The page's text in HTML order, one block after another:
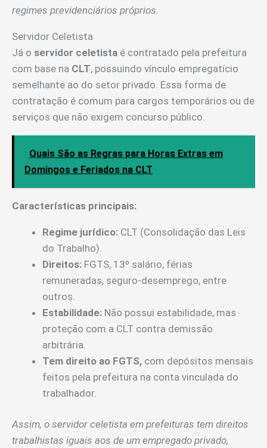
regimes previdenciários próprios.
Servidor Celetista
Já o servidor celetista é contratado pela prefeitura
com base na CLT, possuindo vínculo empregatício
semelhante ao do setor privado. Essa forma de
contratação é comum para cargos temporários ou de
serviços que não exigem concurso público.
Quais São as Regras para Horas Extras em
Domingos e Feriados na CLT
Características principais:
Regime jurídico: CLT (Consolidação das Leis
do Trabalho).
Direitos: FGTS, 13º salário, férias
remuneradas, seguro-desemprego, entre
outros.
Estabilidade: Não possui estabilidade, mas
proteção com a CLT contra demissão
arbitrária.
Tem direito ao FGTS, com depósitos mensais
feitos pela prefeitura na conta vinculada do
trabalhador.
Assim, o servidor celetista em prefeituras tem direitos
trabalhistas iguais aos de um empregado privado,